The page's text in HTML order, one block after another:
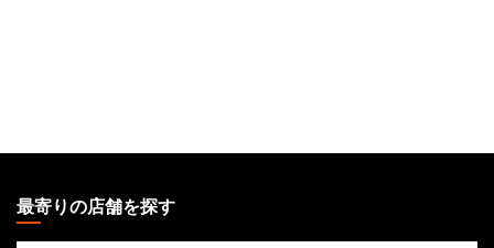
THE
GATHERING
最寄りの店舗を探す